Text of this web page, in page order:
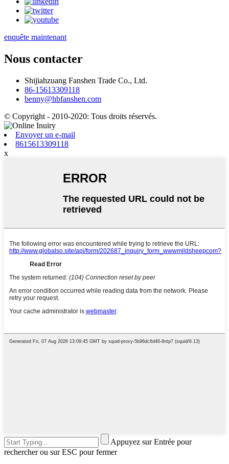
enquête maintenant
Nous contacter
Shijiahzuang Fanshen Trade Co., Ltd.
86-15613309118
benny@hbfanshen.com
© Copyright - 2010-2020: Tous droits réservés.
Envoyer un e-mail
8615613309118
x
Appuyez sur Entrée pour
rechercher ou sur ESC pour fermer